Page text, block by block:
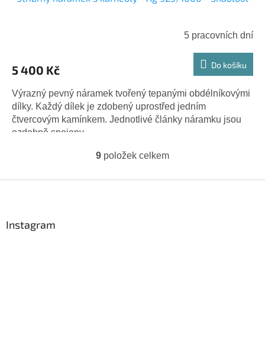
5 pracovních dní
5 400 Kč Do košíku
Výrazný pevný náramek tvořený tepanými obdélníkovými
dílky. Každý dílek je zdobený uprostřed jedním
čtvercovým kamínkem. Jednotlivé články náramku jsou
ozdobně spojeny....
O
l
9 položek celkem
Instagram